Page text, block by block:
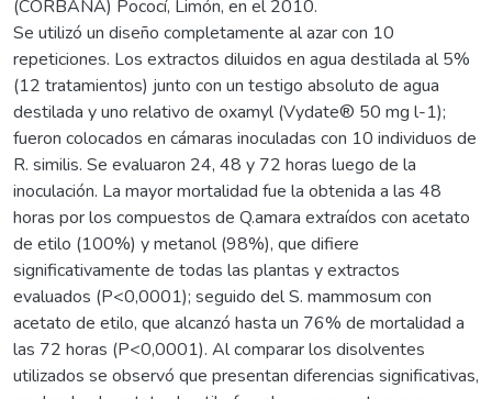
(CORBANA) Pococí, Limón, en el 2010.
Se utilizó un diseño completamente al azar con 10
repeticiones. Los extractos diluidos en agua destilada al 5%
(12 tratamientos) junto con un testigo absoluto de agua
destilada y uno relativo de oxamyl (Vydate® 50 mg l-1);
fueron colocados en cámaras inoculadas con 10 individuos de
R. similis. Se evaluaron 24, 48 y 72 horas luego de la
inoculación. La mayor mortalidad fue la obtenida a las 48
horas por los compuestos de Q.amara extraídos con acetato
de etilo (100%) y metanol (98%), que difiere
significativamente de todas las plantas y extractos
evaluados (P<0,0001); seguido del S. mammosum con
acetato de etilo, que alcanzó hasta un 76% de mortalidad a
las 72 horas (P<0,0001). Al comparar los disolventes
utilizados se observó que presentan diferencias significativas,